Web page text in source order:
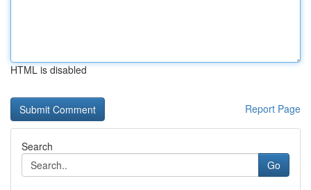
HTML is disabled
Report Page
Search
Go